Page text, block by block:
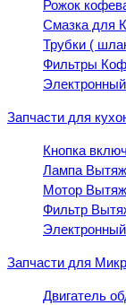
Рожок
Смазка для
Трубки (
Фильтры
Запчасти для
Кнопка
Лампа
Мотор
Фильтр
Запчасти для
Двигатель